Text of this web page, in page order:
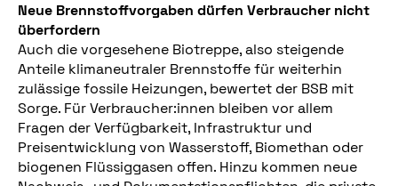
Neue Brennstoffvorgaben dürfen Verbraucher nicht
überfordern
Auch die vorgesehene Biotreppe, also steigende
Anteile klimaneutraler Brennstoffe für weiterhin
zulässige fossile Heizungen, bewertet der BSB mit
Sorge. Für Verbraucher:innen bleiben vor allem
Fragen der Verfügbarkeit, Infrastruktur und
Preisentwicklung von Wasserstoff, Biomethan oder
biogenen Flüssiggasen offen. Hinzu kommen neue